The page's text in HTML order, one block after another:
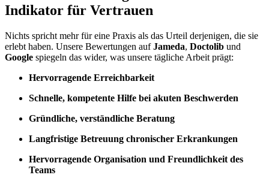
Indikator für Vertrauen
Nichts spricht mehr für eine Praxis als das Urteil derjenigen, die sie
erlebt haben. Unsere Bewertungen aufJameda, Doctolib und
Google spiegeln das wider, was unsere tägliche Arbeit prägt:
Hervorragende Erreichbarkeit
Schnelle, kompetente Hilfe bei akuten Beschwerden
Gründliche, verständliche Beratung
Langfristige Betreuung chronischer Erkrankungen
Hervorragende Organisation und Freundlichkeit des
Teams